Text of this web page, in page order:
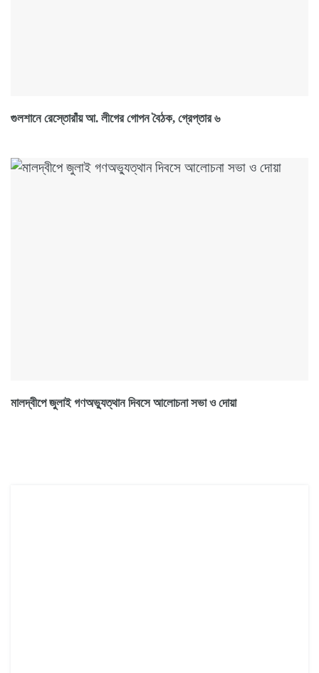
গুলশানে রেস্তোরাঁয় আ. লীগের গোপন বৈঠক, গ্রেপ্তার ৬
মালদ্বীপে জুলাই গণঅভ্যুত্থান দিবসে আলোচনা সভা ও দোয়া